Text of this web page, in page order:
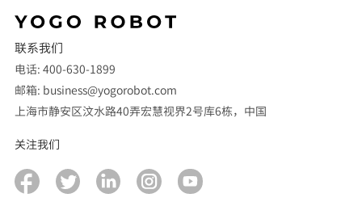
联系我们
电话: 400-630-1899
邮箱: business@yogorobot.com
上海市静安区汶水路40弄宏慧视界2号库6栋，中国
关注我们